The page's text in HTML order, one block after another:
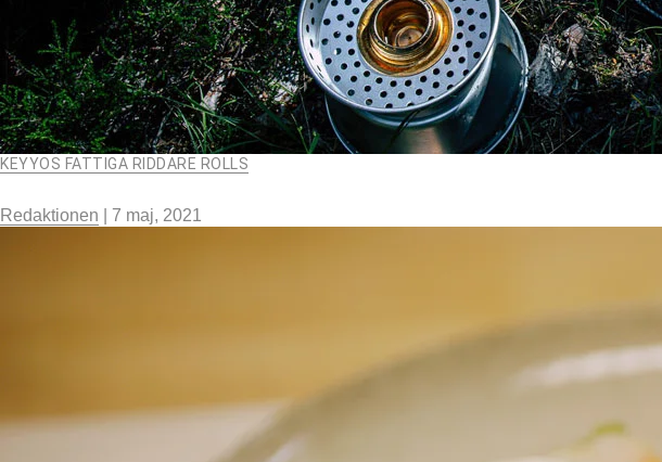
KEYYOS FATTIGA RIDDARE ROLLS
Redaktionen 7 maj, 2021